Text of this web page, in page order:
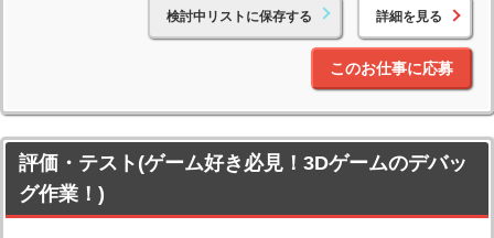
検討中リストに保存する 詳細を見る
このお仕事に応募
評価・テスト(ゲーム好き必見！3Dゲームのデバッ
グ作業！)